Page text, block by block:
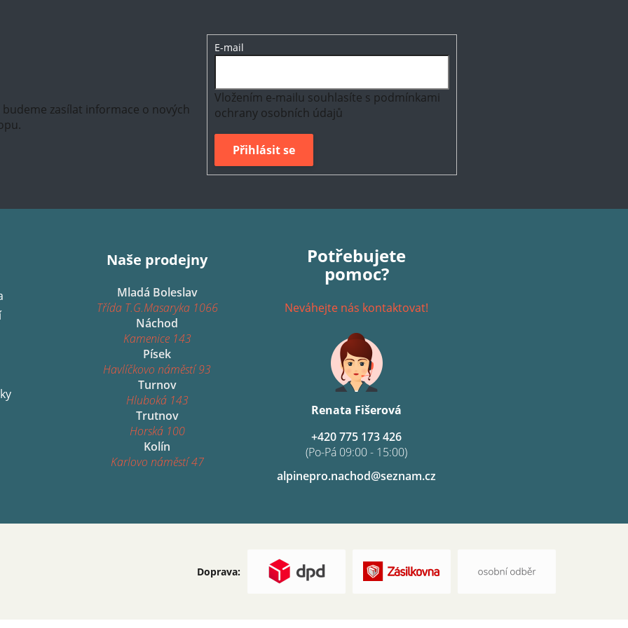
zasílat informace o nových
E-mail
Vložením e-mailu souhlasíte s podmínkami
ochrany osobních údajů
Přihlásit se
Naše prodejny
Mladá Boleslav
Třída T.G.Masaryka 1066
Náchod
Kamenice 143
Písek
Havlíčkovo náměstí 93
Turnov
Hluboká 143
Trutnov
Horská 100
Kolín
Karlovo náměstí 47
Potřebujete
pomoc?
Neváhejte nás kontaktovat!
Renata Fišerová
alpinepro.nachod@seznam.cz
+420 775 173 426
(Po-Pá 09:00 - 15:00)
Doprava: